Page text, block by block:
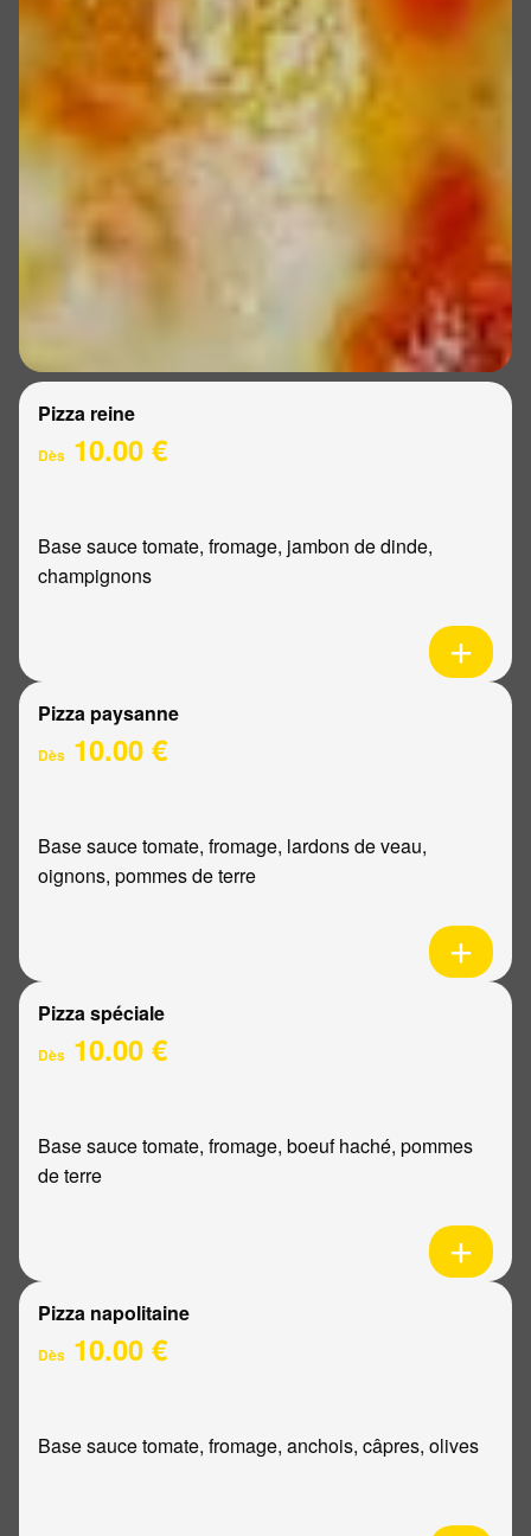
Pizza reine
Dès 10.00 €
Base sauce tomate, fromage, jambon de dinde,
champignons
Pizza paysanne
Dès 10.00 €
Base sauce tomate, fromage, lardons de veau,
oignons, pommes de terre
Pizza spéciale
Dès 10.00 €
Base sauce tomate, fromage, boeuf haché, pommes
de terre
Pizza napolitaine
Dès 10.00 €
Base sauce tomate, fromage, anchois, câpres, olives